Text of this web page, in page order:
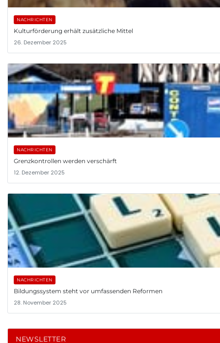
NACHRICHTEN
Kulturförderung erhält zusätzliche Mittel
26. Dezember 2025
NACHRICHTEN
Grenzkontrollen werden verschärft
12. Dezember 2025
NACHRICHTEN
Bildungssystem steht vor umfassenden Reformen
28. November 2025
NEWSLETTER